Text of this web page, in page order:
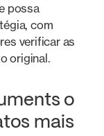
possa
com
verificar as
original.
o
mais